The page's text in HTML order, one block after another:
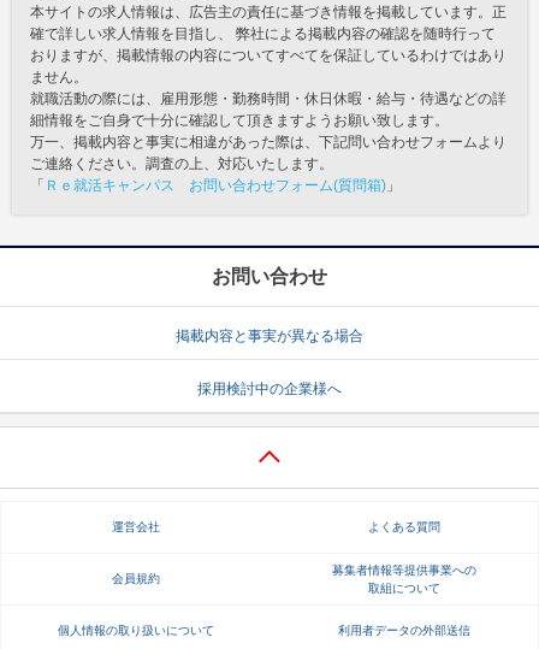
本サイトの求人情報は、広告主の責任に基づき情報を掲載しています。正
確で詳しい求人情報を目指し、 弊社による掲載内容の確認を随時行って
おりますが、掲載情報の内容についてすべてを保証しているわけではあり
ません。
就職活動の際には、雇用形態・勤務時間・休日休暇・給与・待遇などの詳
細情報をご自身で十分に確認して頂きますようお願い致します。
万一、掲載内容と事実に相違があった際は、下記問い合わせフォームより
ご連絡ください。調査の上、対応いたします。
「 Ｒｅ就活キャンパス お問い合わせフォーム(質問箱) 」
お問い合わせ
掲載内容と事実が異なる場合
採用検討中の企業様へ
運営会社 よくある質問
会員規約
募集者情報等提供事業への
取組について
個人情報の取り扱いについて 利用者データの外部送信